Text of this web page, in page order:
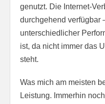
genutzt. Die Internet-
durchgehend verfügbar
unterschiedlicher
ist, da nicht immer das
steht.
Was mich am meisten
Leistung. Immerhin